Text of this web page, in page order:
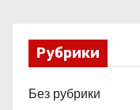
Рубрики
Без рубрики